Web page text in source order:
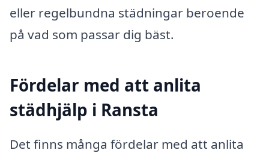
eller regelbundna städningar beroende
på vad som passar dig bäst.
Fördelar med att anlita
städhjälp i Ransta
Det finns många fördelar med att anlita